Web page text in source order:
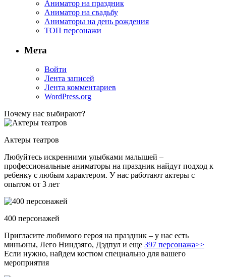
Аниматор на праздник
Аниматор на свадьбу
Аниматоры на день рождения
ТОП персонажи
Мета
Войти
Лента записей
Лента комментариев
WordPress.org
Почему нас выбирают?
Актеры театров
Любуйтесь искренними улыбками малышей –
профессиональные аниматоры на праздник найдут подход к
ребенку с любым характером. У нас работают актеры с
опытом от 3 лет
400 персонажей
Пригласите любимого героя на праздник – у нас есть
миньоны, Лего Ниндзяго, Дэдпул и еще 397 персонажа>>
Если нужно, найдем костюм специально для вашего
мероприятия